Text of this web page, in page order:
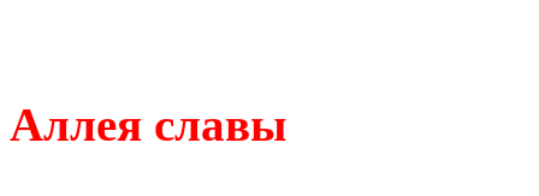
Аллея славы